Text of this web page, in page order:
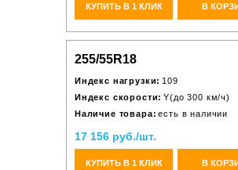
КУПИТЬ В 1 КЛИК В
255/55R18
Индекс нагрузки: 109
Индекс скорости: Y(до 300 км/ч)
Наличие товара: есть в наличии
17 156 руб./шт.
КУПИТЬ В 1 КЛИК В